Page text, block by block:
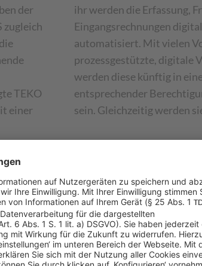
der
zugleich
TEKO
einer
ihr werden die Erfassung,
Eingangsrechnungen
automatisiert. Mit vielen
prozessgestützte, digitale
werden diese künftig in
entsprechender
sein. Gleichzeitig werden